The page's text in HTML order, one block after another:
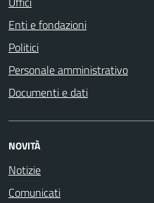
Enti e fondazioni
Politici
Personale amministrativo
Documenti e dati
NOVITÀ
Notizie
Comunicati